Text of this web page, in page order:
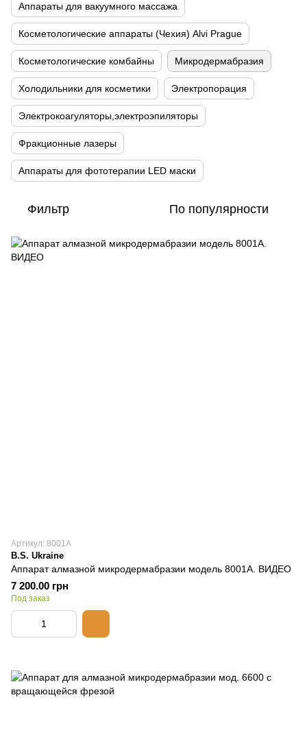
Аппараты для вакуумного массажа
Косметологические аппараты (Чехия) Alvi Prague
Косметологические комбайны Микродермабразия
Холодильники для косметики Электропорация
Электрокоагуляторы,электроэпиляторы
Фракционные лазеры
Аппараты для фототерапии LED маски
Фильтр По популярности
Артикул: 8001А
B.S. Ukraine
Аппарат алмазной микродермабразии модель 8001А. ВИДЕО
7 200.00 грн
Под заказ